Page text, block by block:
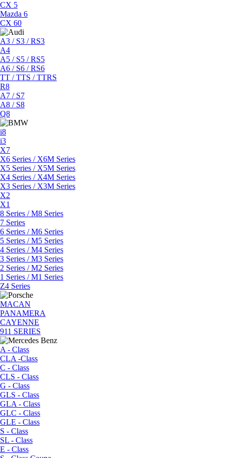
CX 5
Mazda 6
CX 60
A3 / S3 / RS3
A4
A5 / S5 / RS5
A6 / S6 / RS6
TT / TTS / TTRS
R8
A7 / S7
A8 / S8
Q8
i8
i3
X7
X6 Series / X6M Series
X5 Series / X5M Series
X4 Series / X4M Series
X3 Series / X3M Series
X2
X1
8 Series / M8 Series
7 Series
6 Series / M6 Series
5 Series / M5 Series
4 Series / M4 Series
3 Series / M3 Series
2 Series / M2 Series
1 Series / M1 Series
Z4 Series
MACAN
PANAMERA
CAYENNE
911 SERIES
A - Class
CLA -Class
C - Class
CLS - Class
G - Class
GLS - Class
GLA - Class
GLC - Class
GLE - Class
S - Class
SL - Class
E - Class